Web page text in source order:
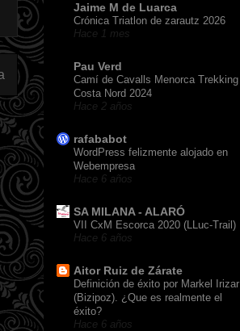
Jaime M de Luarca
Crónica Triatlon de zarautz 2026
Hace 1 mes
Pau Verd
Camí de Cavalls Menorca Trekking
Costa Nord 2024
Hace 2 años
rafababot
WordPress felizmente alojado en
Webempresa
Hace 6 años
SA MILANA - ALARÓ
VII CxM Escorca 2020 (LLuc-Trail)
Hace 6 años
Aitor Ruiz de Zárate
Definición de éxito por Markel Irizar
(Bizipoz). ¿Que es realmente el
éxito?
Hace 6 años